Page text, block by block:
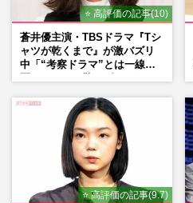
⭐ 高評価の記事(10)
蒼井優主演・TBSドラマ『Tシ
ャツが乾くまで』が激バズリ
中「“考察ドラマ”とは一線を
⭐ 高評価の記事(9.7)